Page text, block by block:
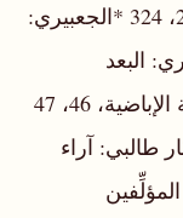
*الجعبيري: نظام العزَّابة، 208، 209، 248، 324 *الجعبيري:
8، 9 *الجعبيري: البعد
الحضاري، 125 *الجعبيري: دور المدرسة الإباضية، 46، 47
الفكر السياسي، 34 *عمَّار طالبي: آراء
المؤلِّفين